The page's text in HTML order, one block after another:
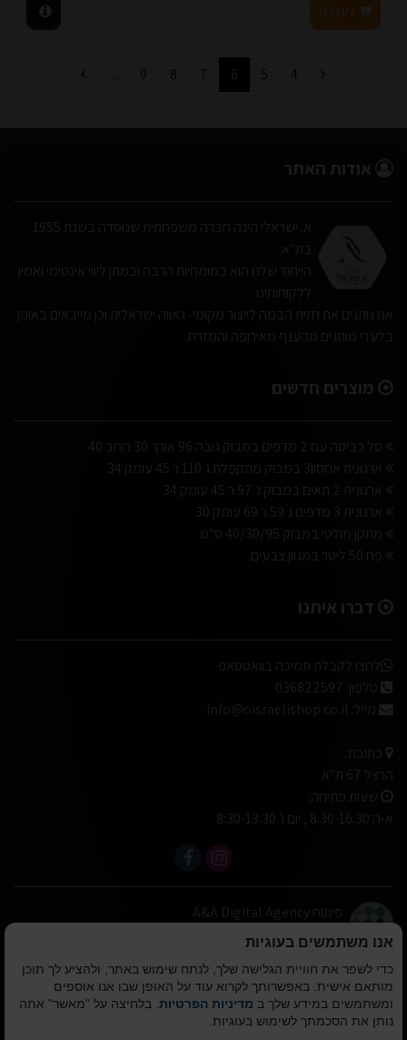
לעגלה
4
5
6
7
8
9
אודות האתר
א. ישראלי הינה חברה משפחתית שנוסדה בשנת 1955
בת"א.
הייחוד שלנו הוא במומחיות הרבה ובמתן ליווי אינטימי ואמין
ללקוחותינו.
אנו נותנים את חזית הבמה לייצור מקומי- גאווה ישראלית וכן מייבאים באופן
בלעדי מותגים מהענף מאירופה והמזרח.
מוצרים חדשים
סל כביסה עם 2 מדפים במבוק גובה 96 אורך 30 רוחב 40
ארגונית אחסון3 במבוק מתקפלת ג 110 ר 45 עומק 34
ארגונית 2 תאים במבוק ג 97 ר 45 עומק 34
ארגונית 3 מדפים ג 59 ר 69 עומק 30
מתקן מולטי במבוק 40/30/95 ס"מ
פח 50 ליטר במגוון צבעים
דברו איתנו
לחצו לקבלת תמיכה בוואטסאפ
טלפון: 036822597
מייל: info@oisraelishop.co.il
כתובת:
הרצל 67 ת״א
שעות פתיחה:
א-ה 8:30-16:30 , יום ו' 8:30-13:30
פיתוח A&A Digital Agency
מביתאלמיר מערכות תוכנה
© כל הזכויות שמורות
לא ישראלי המרכז לעיצוב הבית 2010-2026
אנו משתמשים בעוגיות
כדי לשפר את חוויית הגלישה שלך, לנתח שימוש באתר, ולהציע לך תוכן
מותאם אישית. באפשרותך לקרוא עוד על האופן שבו אנו אוספים
ומשתמשים במידע שלך ב מדיניות הפרטיות . בלחיצה על "מאשר" אתה
נותן את הסכמתך לשימוש בעוגיות.